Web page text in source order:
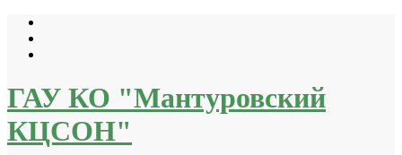
Перейти
содержимому
ГАУ КО "Мантуровский
КЦСОН"